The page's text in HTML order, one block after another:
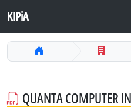
KIPiA
QUANTA COMPUTER